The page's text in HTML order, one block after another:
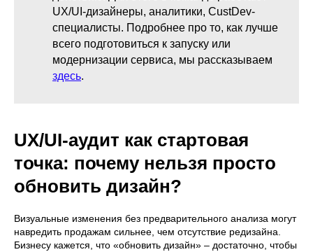
UX/UI-дизайнеры, аналитики, CustDev-
специалисты. Подробнее про то, как лучше
всего подготовиться к запуску или
модернизации сервиса, мы рассказываем
здесь.
UX/UI-аудит как стартовая
точка: почему нельзя просто
обновить дизайн?
Визуальные изменения без предварительного анализа могут
навредить продажам сильнее, чем отсутствие редизайна.
Бизнесу кажется, что «обновить дизайн» – достаточно, чтобы